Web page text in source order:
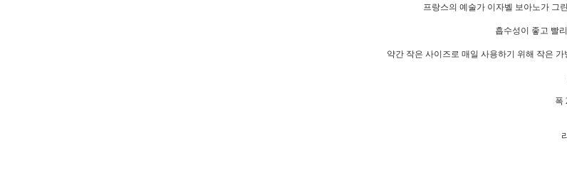
프랑스의 예술가 이자벨 보아노가 그
흡수성이 좋고 빨
약간 작은 사이즈로 매일 사용하기 위해 작은
폭